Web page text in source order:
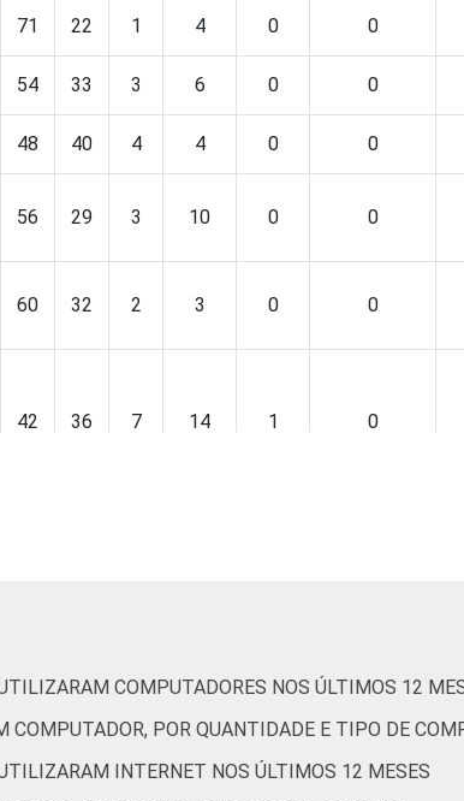
71 22 1 4 0 0
54 33 3 6 0 0
48 40 4 4 0 0
56 29 3 10 0 0
60 32 2 3 0 0
42 36 7 14 1 0
COMPUTADORES NOS ÚLTIMOS 12
COMPUTADOR, POR QUANTIDADE E TIPO DE
INTERNET NOS ÚLTIMOS 12 MESES